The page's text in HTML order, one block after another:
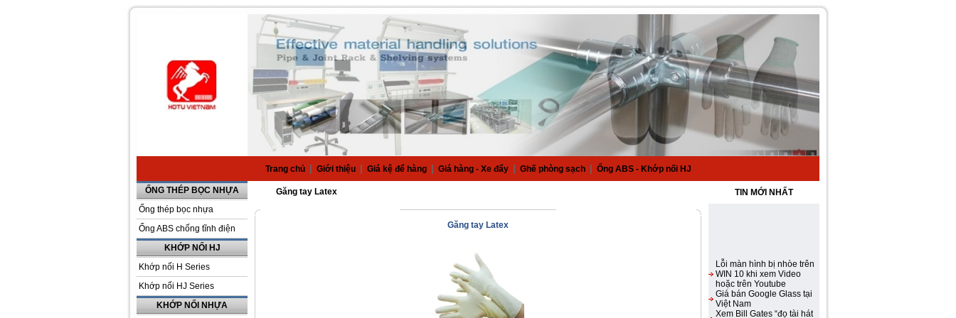
Trang chủ Giới thiệu Giá kệ để hàng Giá hàng - Xe đẩy Ghế phòng sạch Ống ABS - Khớp nối HJ
ỐNG THÉP BỌC NHỰA
Ống thép bọc nhựa
Ống ABS chống tĩnh điện
KHỚP NỐI HJ
Khớp nối H Series
Khớp nối HJ Series
KHỚP NỐI NHỰA
Găng tay Latex
Găng tay Latex
TIN MỚI NHẤT
WIN 10 khi xem Video
hoặc trên Youtube
Giá bán Google Glass tại
Việt Nam
Xem Bill Gates “đọ tài hát
rap” với Steve Jobs